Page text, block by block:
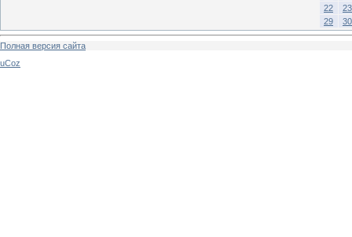
22
23
29
30
Полная версия сайта
uCoz